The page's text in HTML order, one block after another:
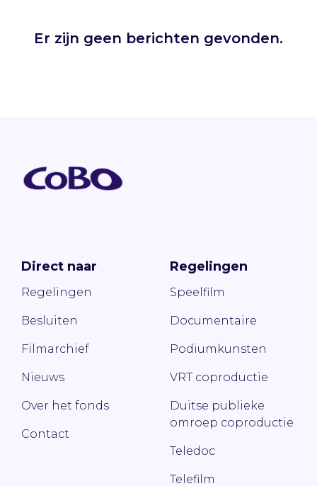
Er zijn geen berichten gevonden.
Direct naar
Regelingen
Besluiten
Filmarchief
Nieuws
Over het fonds
Contact
Regelingen
Speelfilm
Documentaire
Podiumkunsten
VRT coproductie
Duitse publieke
omroep coproductie
Teledoc
Telefilm